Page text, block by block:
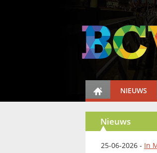
NIEUWS
Nieuws
25-06-2026 - In